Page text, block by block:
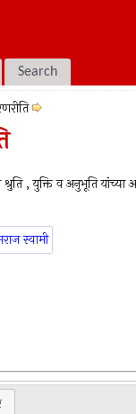
Search
, युक्ति व अनुभूति
स्वामी